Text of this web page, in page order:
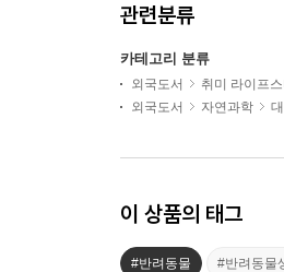
관련분류
카테고리 분류
외국도서 취미 라이프스
외국도서
자연과학
이 상품의 태그
#반려동물 #반려동물